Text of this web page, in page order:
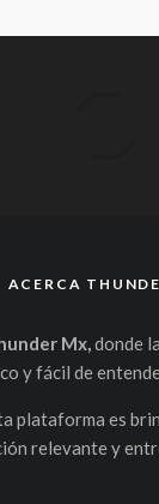
ACERCA
Mx,donde
y fácil de
plataforma es
relevante y